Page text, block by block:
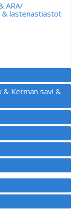
ARA/
& lastenastiastot
& Kerman savi &